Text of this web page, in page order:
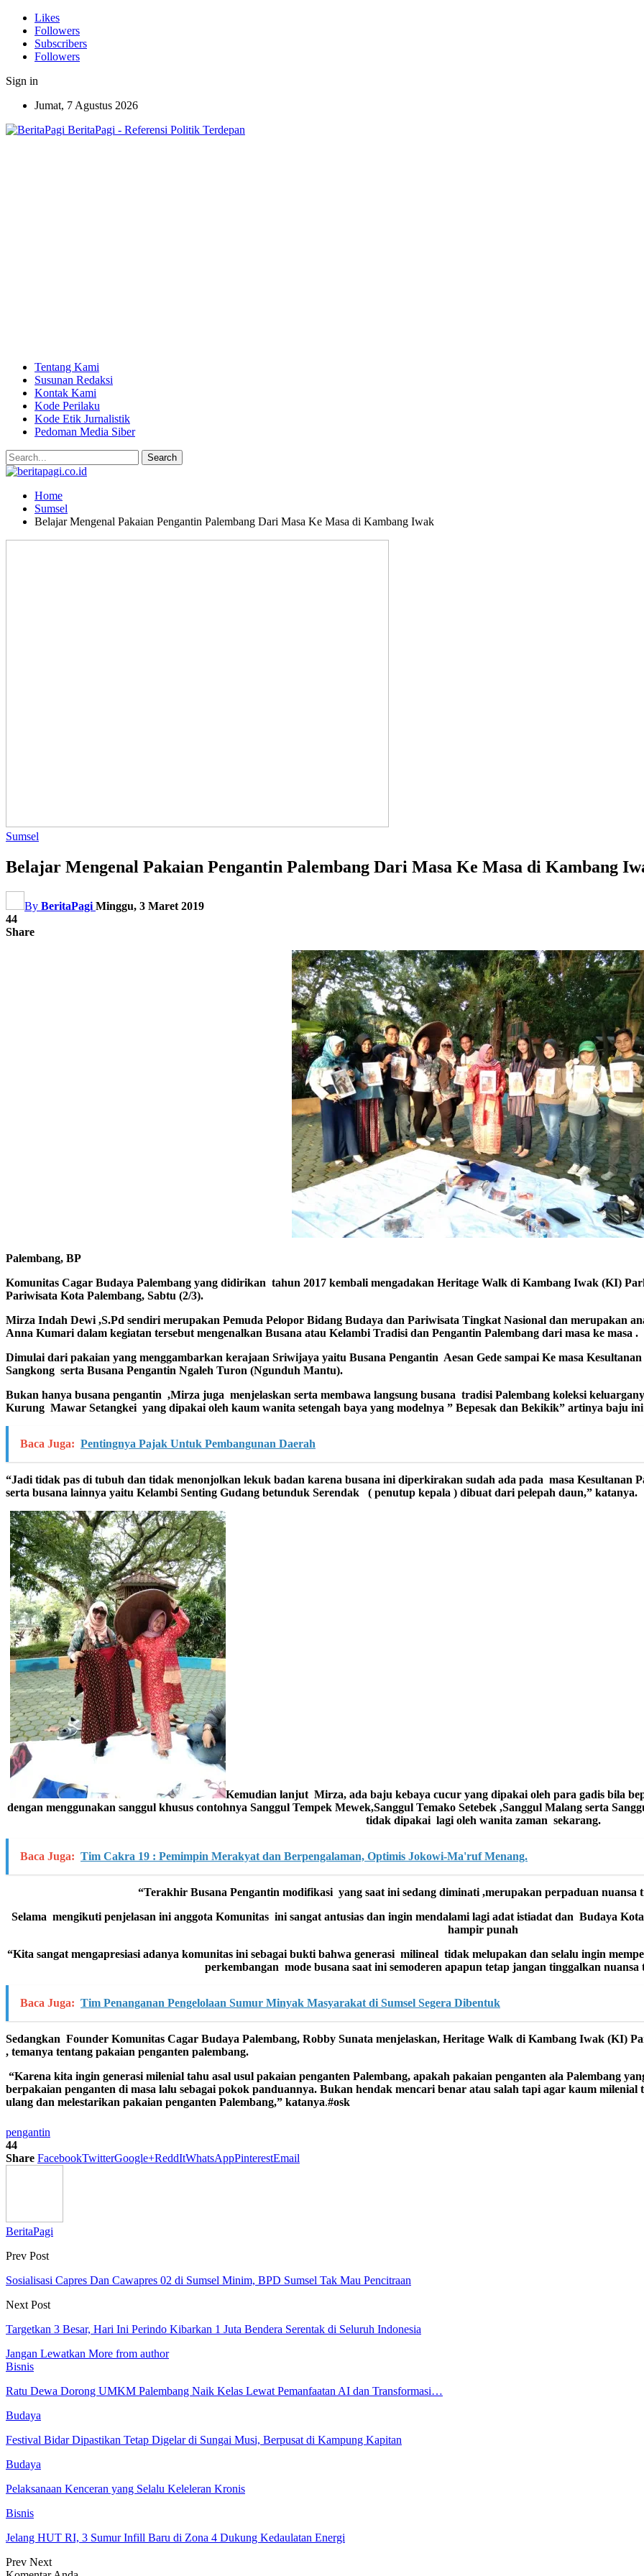
Likes
Followers
Subscribers
Followers
Sign in
Jumat, 7 Agustus 2026
BeritaPagi - Referensi Politik Terdepan
Tentang Kami
Susunan Redaksi
Kontak Kami
Kode Perilaku
Kode Etik Jurnalistik
Pedoman Media Siber
Home
Sumsel
Belajar Mengenal Pakaian Pengantin Palembang Dari Masa Ke Masa di Kambang Iwak
Sumsel
Belajar Mengenal Pakaian Pengantin Palembang Dari Masa Ke Masa di Kambang
By BeritaPagi Minggu, 3 Maret 2019
44
Share
Palembang, BP
Komunitas Cagar Budaya Palembang yang didirikan tahun 2017 kembali mengadakan Heritage Walk di Kambang Iwak (KI)
Pariwisata Kota Palembang, Sabtu (2/3).
Mirza Indah Dewi ,S.Pd sendiri merupakan Pemuda Pelopor Bidang Budaya dan Pariwisata Tingkat Nasional dan merupakan
Anna Kumari dalam kegiatan tersebut mengenalkan Busana atau Kelambi Tradisi dan Pengantin Palembang dari masa ke masa .
Dimulai dari pakaian yang menggambarkan kerajaan Sriwijaya yaitu Busana Pengantin Aesan Gede sampai Ke masa
Sangkong serta Busana Pengantin Ngaleh Turon (Ngunduh Mantu).
Bukan hanya busana pengantin ,Mirza juga menjelaskan serta membawa langsung busana tradisi Palembang koleksi keluar
Kurung Mawar Setangkei yang dipakai oleh kaum wanita setengah baya yang modelnya ” Bepesak dan Bekikik” artinya baju
Baca Juga: Pentingnya Pajak Untuk Pembangunan Daerah
“Jadi tidak pas di tubuh dan tidak menonjolkan lekuk badan karena busana ini diperkirakan sudah ada pada masa Kesultanan
serta busana lainnya yaitu Kelambi Senting Gudang betunduk Serendak ( penutup kepala ) dibuat dari pelepah daun,” katanya.
Kemudian lanjut Mirza, ada baju kebaya cucur yang dipakai oleh para gadis bila
dengan menggunakan sanggul khusus contohnya Sanggul Tempek Mewek,Sanggul Temako Setebek ,Sanggul Malang serta
tidak dipakai lagi oleh wanita zaman sekarang.
Baca Juga: Tim Cakra 19 : Pemimpin Merakyat dan Berpengalaman, Optimis Jokowi-Ma'ruf Menang.
“Terakhir Busana Pengantin modifikasi yang saat ini sedang diminati ,merupakan perpaduan
Selama mengikuti penjelasan ini anggota Komunitas ini sangat antusias dan ingin mendalami lagi adat istiadat dan Budaya
hampir punah
“Kita sangat mengapresiasi adanya komunitas ini sebagai bukti bahwa generasi milineal tidak melupakan dan selalu ingin
perkembangan mode busana saat ini semoderen apapun tetap jangan tinggalkan nuansa
Baca Juga: Tim Penanganan Pengelolaan Sumur Minyak Masyarakat di Sumsel Segera Dibentuk
Sedangkan Founder Komunitas Cagar Budaya Palembang, Robby Sunata menjelaskan, Heritage Walk di Kambang Iwak (KI)
, temanya tentang pakaian penganten palembang.
“Karena kita ingin generasi milenial tahu asal usul pakaian penganten Palembang, apakah pakaian penganten ala Palembang
berpakaian penganten di masa lalu sebagai pokok panduannya. Bukan hendak mencari benar atau salah tapi agar kaum
ulang dan melestarikan pakaian penganten Palembang,” katanya.#osk
pengantin
44
Share FacebookTwitterGoogle+ReddItWhatsAppPinterestEmail
BeritaPagi
Prev Post
Sosialisasi Capres Dan Cawapres 02 di Sumsel Minim, BPD Sumsel Tak Mau Pencitraan
Next Post
Targetkan 3 Besar, Hari Ini Perindo Kibarkan 1 Juta Bendera Serentak di Seluruh Indonesia
Jangan Lewatkan More from author
Bisnis
Ratu Dewa Dorong UMKM Palembang Naik Kelas Lewat Pemanfaatan AI dan Transformasi…
Budaya
Festival Bidar Dipastikan Tetap Digelar di Sungai Musi, Berpusat di Kampung Kapitan
Budaya
Pelaksanaan Kenceran yang Selalu Keleleran Kronis
Bisnis
Jelang HUT RI, 3 Sumur Infill Baru di Zona 4 Dukung Kedaulatan Energi
Prev Next